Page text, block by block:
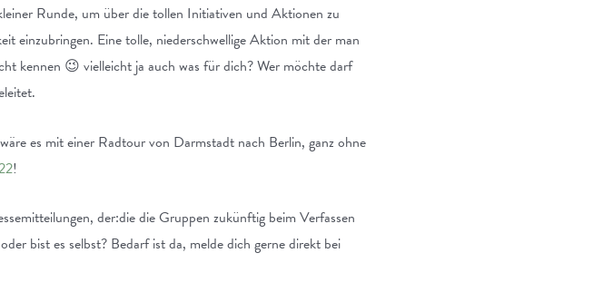
Runde, um über die tollen Initiativen und Aktionen zu
einzubringen. Eine tolle, niederschwellige Aktion mit der man
kennen 😉 vielleicht ja auch was für dich? Wer möchte darf
es mit einer Radtour von Darmstadt nach Berlin, ganz ohne
!
der:die die Gruppen zukünftig beim Verfassen
bist es selbst? Bedarf ist da, melde dich gerne direkt bei